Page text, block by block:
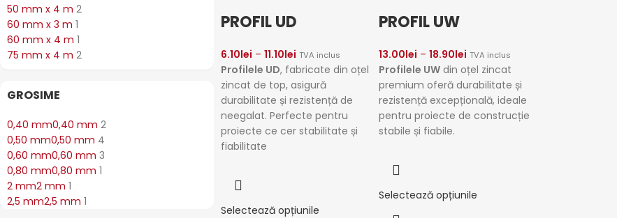
50 mm x 4 m 2
60 mm x 3 m 1
60 mm x 4 m 1
75 mm x 4 m 2
GROSIME
0,40 mm0,40 mm 2
0,50 mm0,50 mm 4
0,60 mm0,60 mm 3
0,80 mm0,80 mm 1
2 mm2 mm 1
2,5 mm2,5 mm 1
PROFIL UD
6.10lei – 11.10lei TVA inclus
Profilele UD, fabricate din oțel
zincat de top, asigură
durabilitate și rezistență de
neegalat. Perfecte pentru
proiecte ce cer stabilitate și
fiabilitate
Selectează opțiunile
PROFIL UW
13.00lei –18.90lei TVA inclus
Profilele UW din oțel zincat
premium oferă durabilitate și
rezistență excepțională, ideale
pentru proiecte de construcție
stabile și fiabile.
Selectează opțiunile